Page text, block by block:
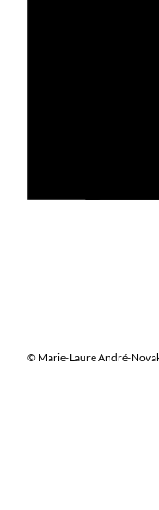
© Marie-Laure André-